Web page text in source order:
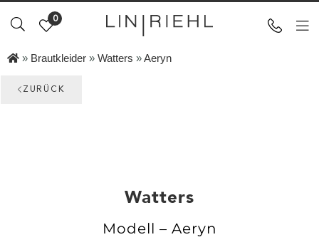
0
» Brautkleider » Watters »Aeryn
ZURÜCK
Watters
Modell – Aeryn